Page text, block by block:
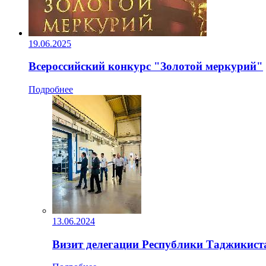
19.06.2025
Всероссийский конкурс "Золотой меркурий"
Подробнее
13.06.2024
Визит делегации Республики